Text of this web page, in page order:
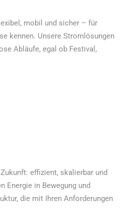
mobil und sicher – für
kennen. Unsere Stromlösungen
Abläufe, egal ob Festival,
effizient, skalierbar und
Energie in Bewegung und
die mit Ihren Anforderungen